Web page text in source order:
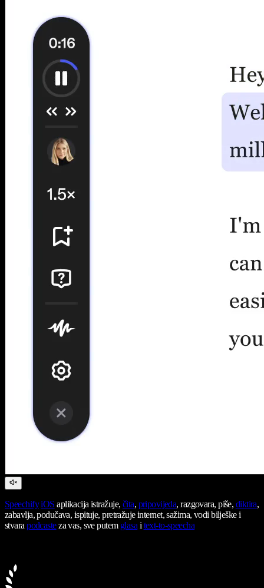
Speechify iOS aplikacija istražuje, čita, pripovijeda, razgovara, piše, diktira,
zabavlja, podučava, ispituje, pretražuje internet, sažima, vodi bilješke i
stvarapodcasteza vas, sve putem glasaitext-to-speecha